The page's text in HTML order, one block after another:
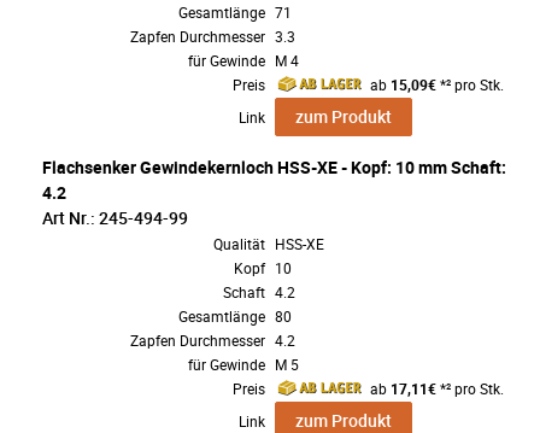
Gesamtlänge 71
Zapfen Durchmesser 3.3
für Gewinde M 4
Preis
ab 15,09€*² pro Stk.
Link
zum Produkt
Flachsenker Gewindekernloch HSS-XE - Kopf: 10 mm Schaft:
4.2
Art Nr.: 245-494-99
Qualität HSS-XE
Kopf 10
Schaft 4.2
Gesamtlänge 80
Zapfen Durchmesser 4.2
für Gewinde M 5
Preis
ab 17,11€*² pro Stk.
Link
zum Produkt